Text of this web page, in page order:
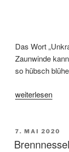
Das Wort
Zaunwinde
so hübsch
„Zaunwinde“
weiterlesen
AM
7. MAI 2020
Brennnessel